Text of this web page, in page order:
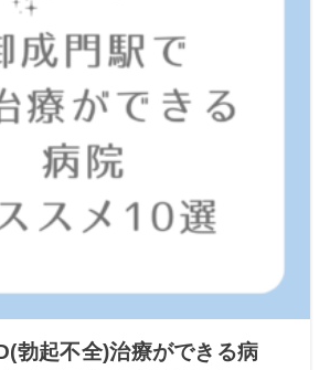
勃起不全)治療ができる病